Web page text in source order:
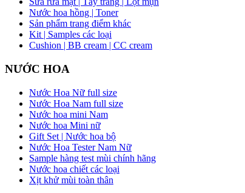
Nước hoa hồng | Toner
Sản phẩm trang điểm khác
Kit | Samples các loại
Cushion | BB cream | CC cream
NƯỚC HOA
Nước Hoa Nữ full size
Nước Hoa Nam full size
Nước hoa mini Nam
Nước hoa Mini nữ
Gift Set | Nước hoa bộ
Nước Hoa Tester Nam Nữ
Sample hàng test mùi chính hãng
Nước hoa chiết các loại
Xịt khử mùi toàn thân